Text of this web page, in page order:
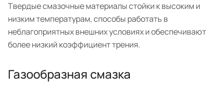
Твердые смазочные материалы стойки к высоким и
низким температурам, способы работать в
неблагоприятных внешних условиях и обеспечивают
более низкий коэффициент трения.
Газообразная смазка